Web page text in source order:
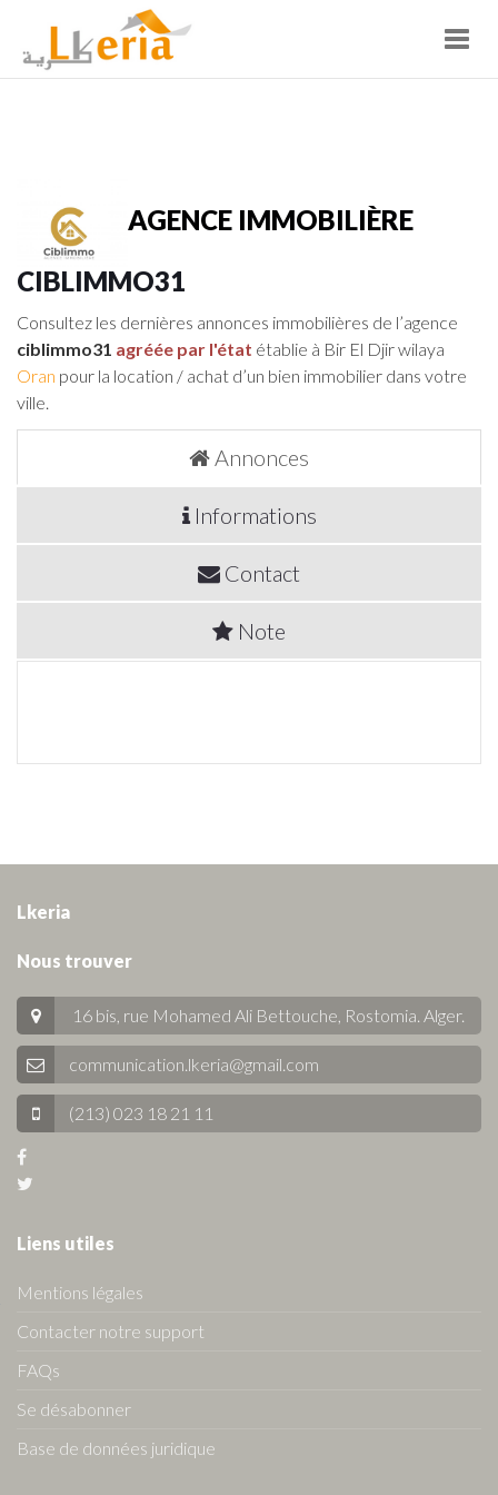
AGENCE IMMOBILIÈRE
CIBLIMMO31
Consultez les dernières annonces immobilières de l’agence
ciblimmo31 agréée par l'état établie à Bir El Djir wilaya
Oran pour la location / achat d’un bien immobilier dans votre
ville.
Annonces
Informations
Contact
Note
Lkeria
Nous trouver
16 bis, rue Mohamed Ali Bettouche, Rostomia. Alger.
communication.lkeria@gmail.com
(213) 023 18 21 11
Liens utiles
Mentions légales
Contacter notre support
FAQs
Se désabonner
Base de données juridique